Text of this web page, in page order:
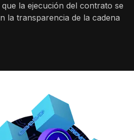
la ejecución del contrato se
la transparencia de la cadena